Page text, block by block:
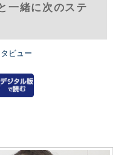
一緒に次のステ
ビュー